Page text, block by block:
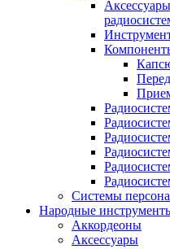
Системы
Народные
Аккордеоны
Аксессуары